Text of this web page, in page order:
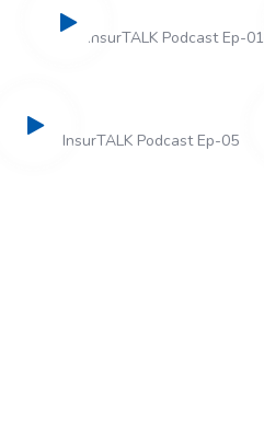
InsurTALK Podcast Ep-01
InsurTALK Podcast Ep-05